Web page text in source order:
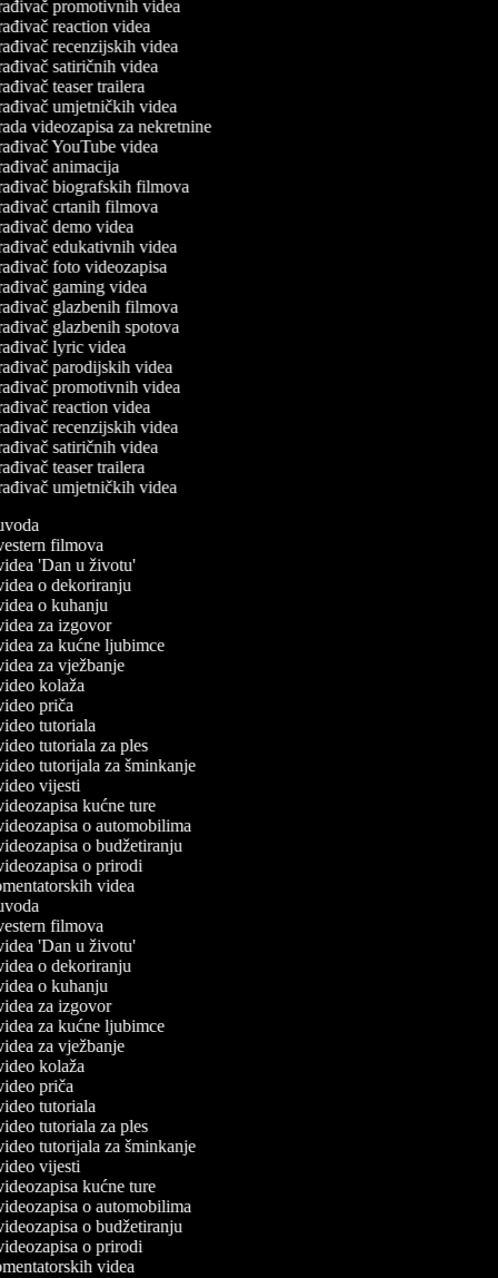
promotivnih videa
reaction videa
recenzijskih videa
satiričnih videa
teaser trailera
umjetničkih videa
videozapisa za nekretnine
YouTube videa
animacija
biografskih filmova
crtanih filmova
demo videa
edukativnih videa
foto videozapisa
gaming videa
glazbenih filmova
glazbenih spotova
lyric videa
parodijskih videa
promotivnih videa
reaction videa
recenzijskih videa
satiričnih videa
teaser trailera
umjetničkih videa
filmova
'Dan u životu'
o dekoriranju
o kuhanju
za izgovor
za kućne ljubimce
za vježbanje
kolaža
priča
tutoriala
tutoriala za ples
tutorijala za šminkanje
vijesti
kućne ture
o automobilima
o budžetiranju
o prirodi
videa
filmova
'Dan u životu'
o dekoriranju
o kuhanju
za izgovor
za kućne ljubimce
za vježbanje
kolaža
priča
tutoriala
tutoriala za ples
tutorijala za šminkanje
vijesti
kućne ture
o automobilima
o budžetiranju
o prirodi
videa